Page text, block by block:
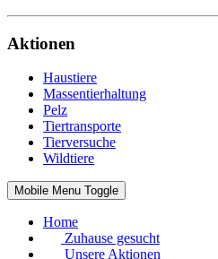
Aktionen
Haustiere
Massentierhaltung
Pelz
Tiertransporte
Tierversuche
Wildtiere
Mobile Menu Toggle
Home
Zuhause gesucht
Unsere Aktionen